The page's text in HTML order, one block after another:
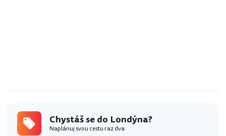
Chystáš se do Londýna?
Naplánuj svou cestu raz dva